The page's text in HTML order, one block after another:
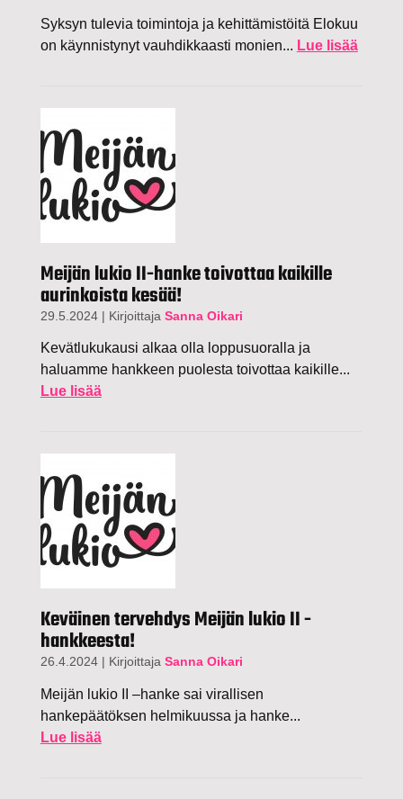
Syksyn tulevia toimintoja ja kehittämistöitä Elokuu
on käynnistynyt vauhdikkaasti monien... Lue lisää
Meijän lukio II-hanke toivottaa kaikille
aurinkoista kesää!
29.5.2024 | Kirjoittaja Sanna Oikari
Kevätlukukausi alkaa olla loppusuoralla ja
haluamme hankkeen puolesta toivottaa kaikille...
Lue lisää
Keväinen tervehdys Meijän lukio II -
hankkeesta!
26.4.2024 | Kirjoittaja Sanna Oikari
Meijän lukio II –hanke sai virallisen
hankepäätöksen helmikuussa ja hanke...
Lue lisää